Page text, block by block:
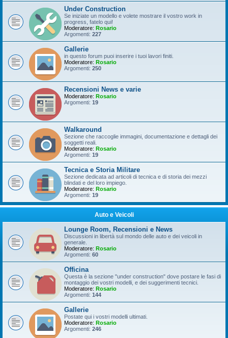
Under Construction
Se iniziate un modello e volete mostrare il vostro work in
progress, fatelo qui!
Moderatore: Rosario
Argomenti: 227
Gallerie
in questo forum puoi inserire i tuoi lavori finiti.
Moderatore: Rosario
Argomenti: 250
Recensioni News e varie
Moderatore: Rosario
Argomenti: 19
Walkaround
Sezione che raccoglie immagini, documentazione e dettagli dei
soggetti reali.
Moderatore: Rosario
Argomenti: 19
Tecnica e Storia Militare
Sezione dedicata ad articoli di tecnica e di storia dei mezzi
blindati e del loro impiego.
Moderatore: Rosario
Argomenti: 19
Auto e Veicoli
Lounge Room, Recensioni e News
Discussioni in libertà sul mondo delle auto e dei veicoli in
generale.
Moderatore: Rosario
Argomenti: 60
Officina
Questa è la sezione "under construction" dove postare le fasi di
montaggio dei vostri modelli, e dei suggerimenti tecnici.
Moderatore: Rosario
Argomenti: 144
Gallerie
Postate qui i vostri modelli ultimati.
Moderatore: Rosario
Argomenti: 246